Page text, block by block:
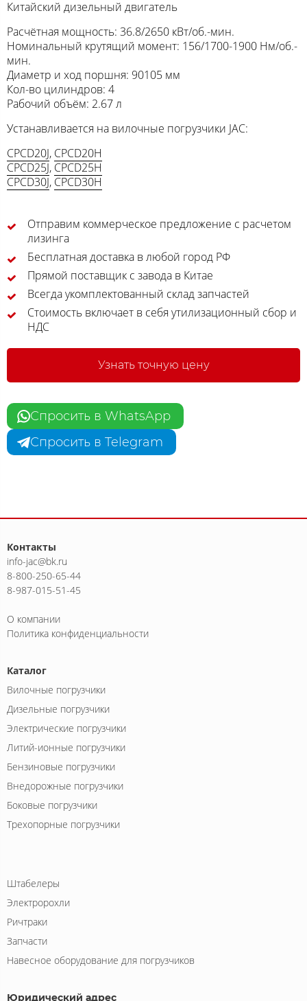
Китайский дизельный двигатель
Расчётная мощность: 36.8/2650 кВт/об.-мин.
Номинальный крутящий момент: 156/1700-1900 Нм/об.-
мин.
Диаметр и ход поршня: 90105 мм
Кол-во цилиндров: 4
Рабочий объём: 2.67 л
Устанавливается на вилочные погрузчики JAC:
CPCD20J, CPCD20H
CPCD25J, CPCD25H
CPCD30J, CPCD30H
Отправим коммерческое предложение с расчетом
лизинга
Бесплатная доставка в любой город РФ
Прямой поставщик с завода в Китае
Всегда укомплектованный склад запчастей
Стоимость включает в себя утилизационный сбор и
НДС
Узнать точную цену
Спросить в WhatsApp
Спросить в Telegram
Контакты
info-jac@bk.ru
8-800-250-65-44
8-987-015-51-45
О компании
Политика конфиденциальности
Каталог
Вилочные погрузчики
Дизельные погрузчики
Электрические погрузчики
Литий-ионные погрузчики
Бензиновые погрузчики
Внедорожные погрузчики
Боковые погрузчики
Трехопорные погрузчики
Штабелеры
Электророхли
Ричтраки
Запчасти
Навесное оборудование для погрузчиков
Юридический адрес